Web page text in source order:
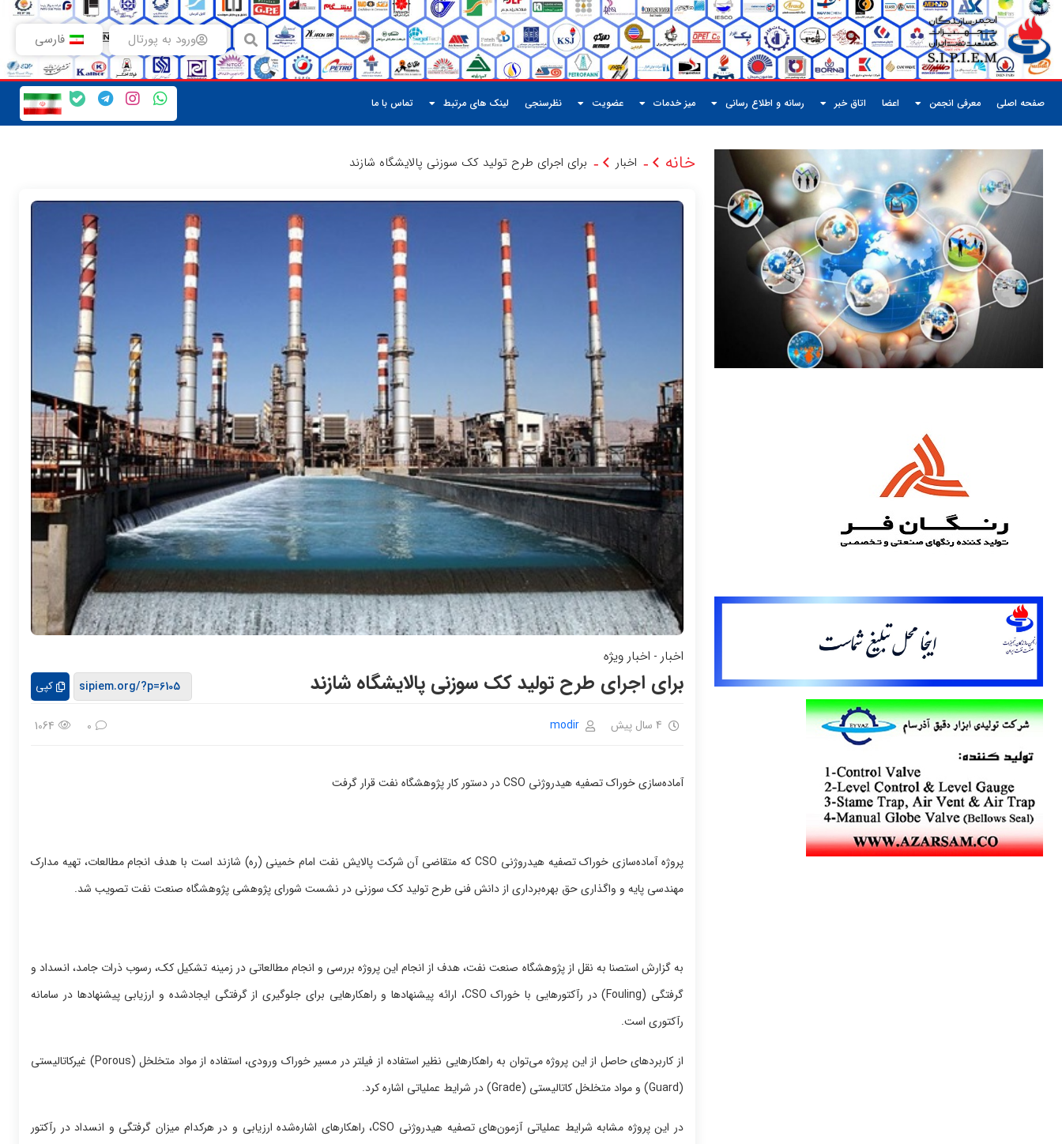
ورود به پورتال فارسی
صفحه اصلی معرفی انجمن اعضا اتاق خبر رسانه و اطلاع رسانی میز خدمات عضویت نظرسنجی لینک های مرتبط تماس با ما
خانه - اخبار - برای اجرای طرح تولید کک سوزنی پالایشگاه شازند
اخبار - اخبار ویژه
برای اجرای طرح تولید کک سوزنی پالایشگاه شازند کپی
4 سال پیش modir
0
1064
آماده‌سازی خوراک تصفیه هیدروژنی CSO در دستور کار پژوهشگاه نفت قرار گرفت
پروژه آماده‌سازی خوراک تصفیه هیدروژنی CSO که متقاضی آن شرکت پالایش نفت امام خمینی (ره) شازند است با هدف انجام مطالعات، تهیه مدارک
مهندسی پایه و واگذاری حق بهره‌برداری از دانش فنی طرح تولید کک سوزنی در نشست شورای پژوهشی پژوهشگاه صنعت نفت تصویب شد.
به گزارش استصنا به نقل از پژوهشگاه صنعت نفت، هدف از انجام این پروژه بررسی و انجام مطالعاتی در زمینه تشکیل کک، رسوب ذرات جامد، انسداد و
گرفتگی (Fouling) در رآکتورهایی با خوراک CSO، ارائه پیشنهادها و راهکارهایی برای جلوگیری از گرفتگی ایجادشده و ارزیابی پیشنهادها در سامانه
رآکتوری است.
از کاربردهای حاصل از این پروژه می‌توان به راهکارهایی نظیر استفاده از فیلتر در مسیر خوراک ورودی، استفاده از مواد متخلخل (Porous) غیرکاتالیستی
(Guard) و مواد متخلخل کاتالیستی (Grade) در شرایط عملیاتی اشاره کرد.
در این پروژه مشابه شرایط عملیاتی آزمون‌های تصفیه هیدروژنی CSO، راهکارهای اشاره‌شده ارزیابی و در هرکدام میزان گرفتگی و انسداد در رآکتور